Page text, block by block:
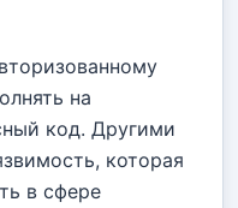
на
код. Другими
которая
в сфере